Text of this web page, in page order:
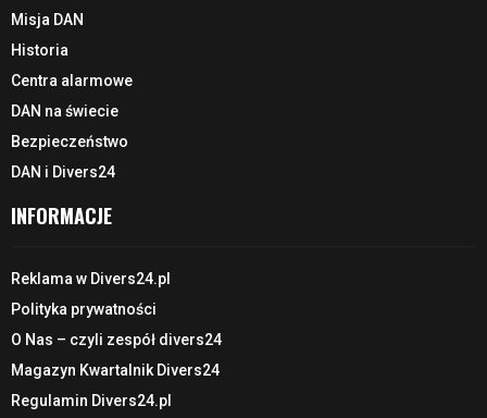
Misja DAN
Historia
Centra alarmowe
DAN na świecie
Bezpieczeństwo
DAN i Divers24
INFORMACJE
Reklama w Divers24.pl
Polityka prywatności
O Nas – czyli zespół divers24
Magazyn Kwartalnik Divers24
Regulamin Divers24.pl